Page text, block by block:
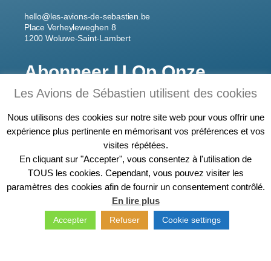
hello@les-avions-de-sebastien.be
Place Verheyleweghen 8
1200 Woluwe-Saint-Lambert
Abonneer U Op Onze
Nieuwsbrief
Ik ben aan het registreren
Sébastien © 2020 – Les Avions de Sébastien
Cookiebeleid
Revoir les cookies–
Les Avions de Sébastien utilisent des cookies
Nous utilisons des cookies sur notre site web pour vous offrir une
expérience plus pertinente en mémorisant vos préférences et vos
visites répétées.
En cliquant sur "Accepter", vous consentez à l'utilisation de
TOUS les cookies. Cependant, vous pouvez visiter les
paramètres des cookies afin de fournir un consentement contrôlé.
En lire plus
Accepter Refuser Cookie settings